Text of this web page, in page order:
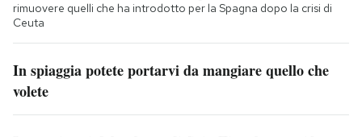
rimuovere quelli che ha introdotto per la Spagna dopo la crisi di
Ceuta
In spiaggia potete portarvi da mangiare quello che
volete